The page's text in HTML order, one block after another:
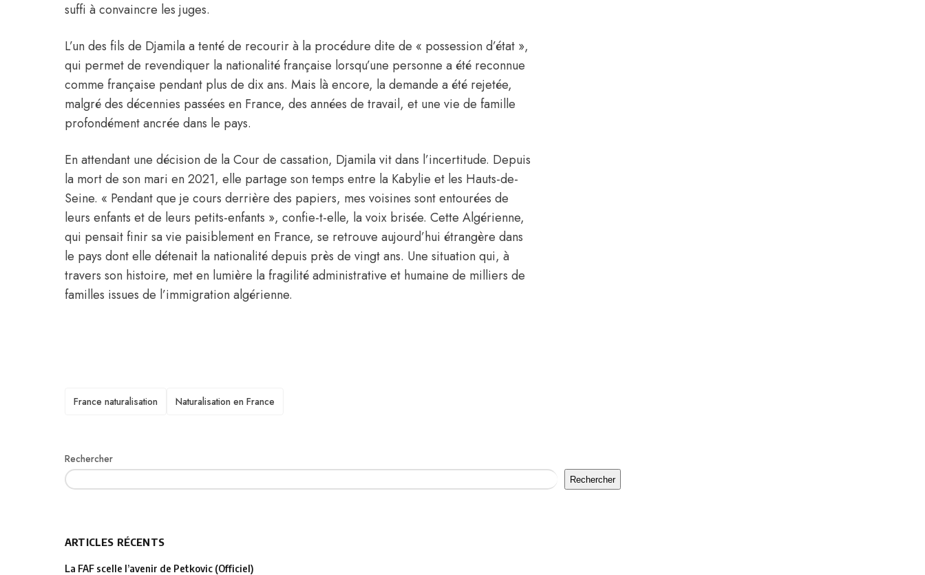
suffi à convaincre les juges.
L’un des fils de Djamila a tenté de recourir à la procédure dite de « possession d’état »,
qui permet de revendiquer la nationalité française lorsqu’une personne a été reconnue
comme française pendant plus de dix ans. Mais là encore, la demande a été rejetée,
malgré des décennies passées en France, des années de travail, et une vie de famille
profondément ancrée dans le pays.
En attendant une décision de la Cour de cassation, Djamila vit dans l’incertitude. Depuis
la mort de son mari en 2021, elle partage son temps entre la Kabylie et les Hauts-de-
Seine. « Pendant que je cours derrière des papiers, mes voisines sont entourées de
leurs enfants et de leurs petits-enfants », confie-t-elle, la voix brisée. Cette Algérienne,
qui pensait finir sa vie paisiblement en France, se retrouve aujourd’hui étrangère dans
le pays dont elle détenait la nationalité depuis près de vingt ans. Une situation qui, à
travers son histoire, met en lumière la fragilité administrative et humaine de milliers de
familles issues de l’immigration algérienne.
TAGS
France naturalisation Naturalisation en France
Rechercher
Rechercher
ARTICLES RÉCENTS
La FAF scelle l’avenir de Petkovic (Officiel)